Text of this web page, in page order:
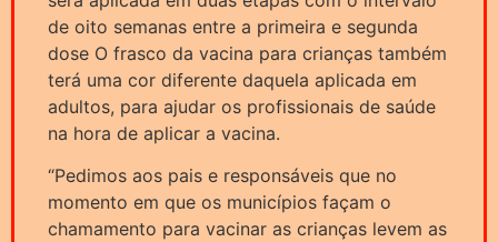
de oito semanas entre a primeira e segunda
dose O frasco da vacina para crianças também
terá uma cor diferente daquela aplicada em
adultos, para ajudar os profissionais de saúde
na hora de aplicar a vacina.
“Pedimos aos pais e responsáveis que no
momento em que os municípios façam o
chamamento para vacinar as crianças levem as